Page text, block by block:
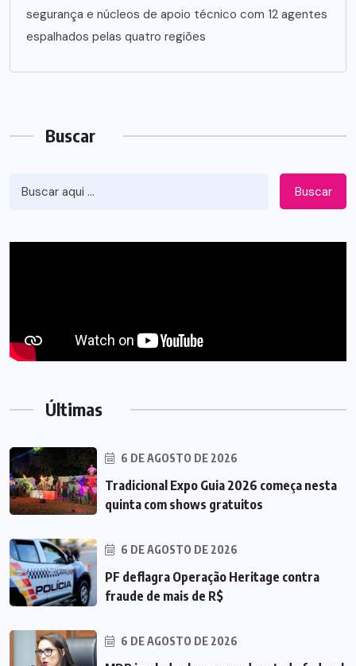
segurança e núcleos de apoio técnico com 12 agentes
espalhados pelas quatro regiões
Buscar
Buscar
Últimas
6 DE AGOSTO DE 2026
Tradicional Expo Guia 2026 começa nesta
quinta com shows gratuitos
6 DE AGOSTO DE 2026
PF deflagra Operação Heritage contra
fraude de mais de R$
6 DE AGOSTO DE 2026